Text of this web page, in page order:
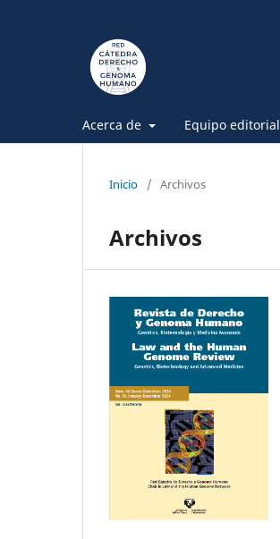
Acerca de Equipo editorial
Inicio / Archivos
Archivos